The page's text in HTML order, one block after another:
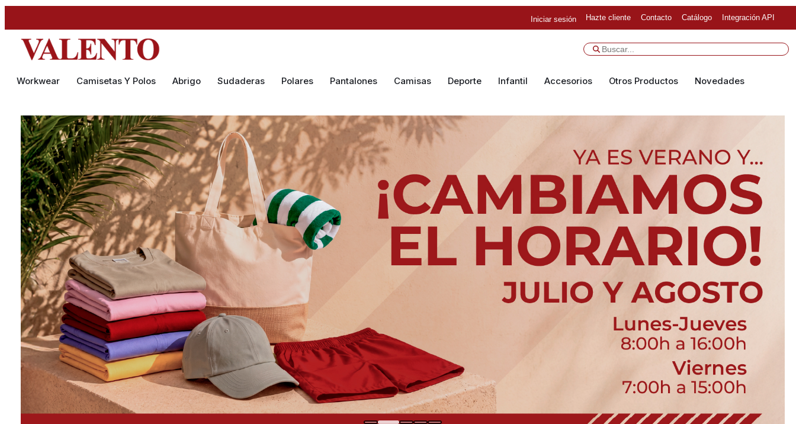
Iniciar sesión Hazte cliente Contacto Catálogo Integración API
Workwear Camisetas Y Polos Abrigo Sudaderas Polares Pantalones Camisas Deporte Infantil Accesorios Otros Productos Novedades